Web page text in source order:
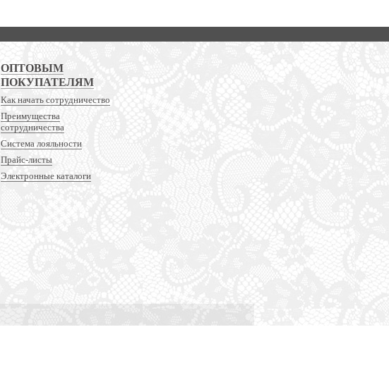
ОПТОВЫМ
ПОКУПАТЕЛЯМ
Как начать сотрудничество
Преимущества
сотрудничества
Система лояльности
Прайс-листы
Электронные каталоги